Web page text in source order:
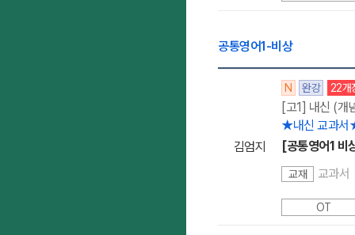
공통영어1-비상
김엄지
N 완강 22개
[고1] 내신 (개
★내신 교과
[공통영어1 비
교재 교과서
OT